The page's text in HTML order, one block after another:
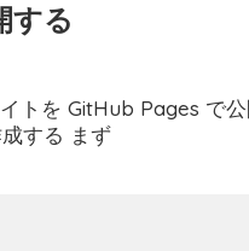
する
トを GitHub Pages で
する まず